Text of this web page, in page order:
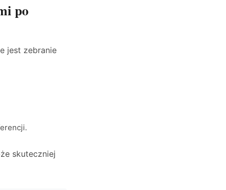
po
jest zebranie
skuteczniej